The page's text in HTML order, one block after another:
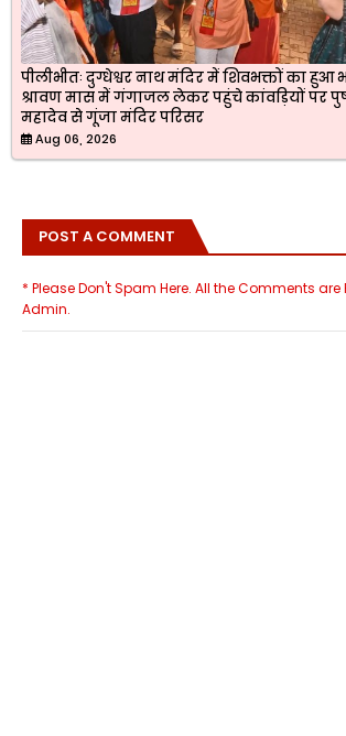
पीलीभीतः दुग्धेश्वर नाथ मंदिर में शिवभक्तों का हुआ
श्रावण मास में गंगाजल लेकर पहुंचे कांवड़ियों पर
महादेव से गूंजा मंदिर परिसर
Aug 06, 2026
POST A COMMENT
* Please Don't Spam Here. All the Comments are
Admin.